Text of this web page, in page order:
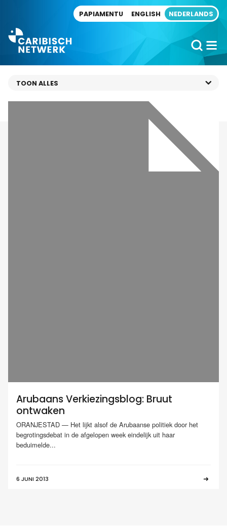
PAPIAMENTU ENGLISH NEDERLANDS
Arubaans Verkiezingsblog: Bruut
ontwaken
ORANJESTAD — Het lijkt alsof de Arubaanse politiek door het
begrotingsdebat in de afgelopen week eindelijk uit haar
beduimelde...
6 JUNI 2013